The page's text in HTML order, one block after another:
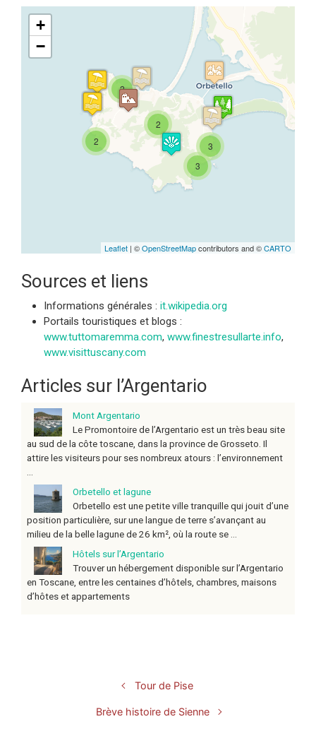
Travelers' Map is loading...
If you see this after your page is
loaded completely, leafletJS files
are missing.
2
2
3
3
2
+
−
Leaflet | ©OpenStreetMapcontributors and ©CARTO
Sources et liens
Informations générales : it.wikipedia.org
Portails touristiques et blogs :
www.tuttomaremma.com, www.finestresullarte.info,
www.visittuscany.com
Articles sur l’Argentario
Mont Argentario
Le Promontoire de l’Argentario est un très beau site
au sud de la côte toscane, dans la province de Grosseto. Il
attire les visiteurs pour ses nombreux atours : l’environnement
Orbetello et lagune
Orbetello est une petite ville tranquille qui jouit d’une
position particulière, sur une langue de terre s’avançant au
milieu de la belle lagune de 26 km², où la route se ...
Hôtels sur l’Argentario
Trouver un hébergement disponible sur l’Argentario
en Toscane, entre les centaines d’hôtels, chambres, maisons
d’hôtes et appartements
Tour de Pise
Brève histoire de Sienne